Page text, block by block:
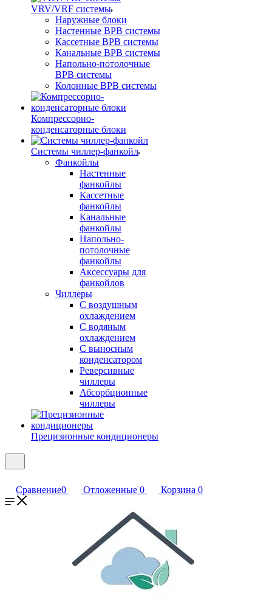
VRV/VRF системы
Наружные блоки
Настенные ВРВ системы
Кассетные ВРВ системы
Канальные ВРВ системы
Напольно-потолочные
ВРВ системы
Колонные ВРВ системы
Компрессорно-
конденсаторные блоки
Системы чиллер-фанкойл
Фанкойлы
Настенные
фанкойлы
Кассетные
фанкойлы
Канальные
фанкойлы
Напольно-
потолочные
фанкойлы
Аксессуары для
фанкойлов
Чиллеры
С воздушным
охлаждением
С водяным
охлаждением
С выносным
конденсатором
Реверсивные
чиллеры
Абсорбционные
чиллеры
Прецизионные кондиционеры
Сравнение0 Отложенные 0 Корзина 0